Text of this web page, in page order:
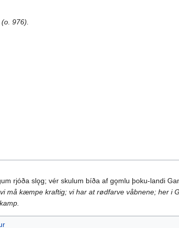
(o. 976).
rjóða slǫg; vér skulum bíða af gǫmlu þoku-landi
må kæmpe kraftig; vi har at rødfarve våbnene; her i